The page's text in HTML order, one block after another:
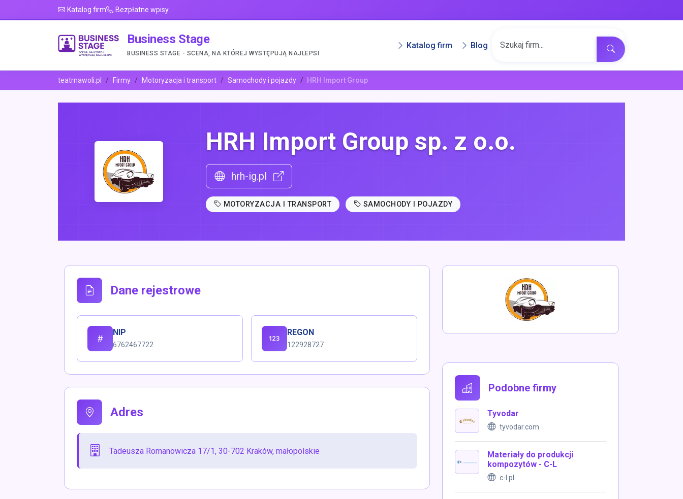
Katalog firm Bezpłatne wpisy
Business Stage
BUSINESS STAGE - SCENA, NA KTÓREJ WYSTĘPUJĄ NAJLEPSI
Katalog firm Blog
teatrnawoli.pl Firmy Motoryzacja i transport Samochody i pojazdy HRH Import Group
HRH Import Group sp. z o.o.
hrh-ig.pl
MOTORYZACJA I TRANSPORT SAMOCHODY I POJAZDY
Dane rejestrowe
NIP
6762467722
REGON
122928727
Adres
Tadeusza Romanowicza 17/1, 30-702 Kraków, małopolskie
Podobne firmy
Tyvodar
tyvodar.com
Materiały do produkcji
kompozytów - C-L
c-l.pl